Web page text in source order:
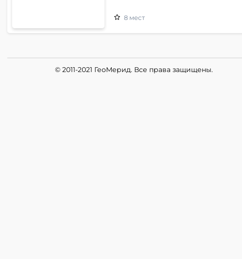
8 мест
© 2011-2021 ГеоМерид. Все права защищены.